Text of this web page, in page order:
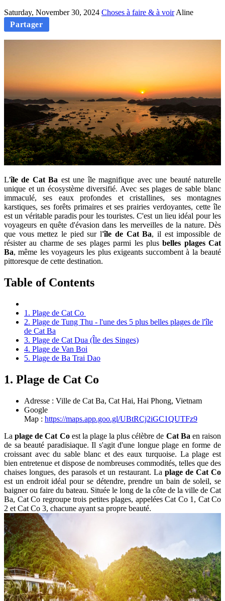
Saturday, November 30, 2024 Choses à faire & à voir Aline
Partager
L'île de Cat Ba est une île magnifique avec une beauté naturelle
unique et un écosystème diversifié. Avec ses plages de sable blanc
immaculé, ses eaux profondes et cristallines, ses montagnes
karstiques, ses forêts primaires et ses prairies verdoyantes, cette île
est un véritable paradis pour les touristes. C'est un lieu idéal pour les
voyageurs en quête d'évasion dans les merveilles de la nature. Dès
que vous mettez le pied sur l'île de Cat Ba, il est impossible de
résister au charme de ses plages parmi les plusbelles plages Cat
Ba, même les voyageurs les plus exigeants succombent à la beauté
pittoresque de cette destination.
Table of Contents
1. Plage de Cat Co
2. Plage de Tung Thu - l'une des 5 plus belles plages de l'île
de Cat Ba
3. Plage de Cat Dua (Île des Singes)
4. Plage de Van Boi
5. Plage de Ba Trai Dao
1. Plage de Cat Co
Adresse : Ville de Cat Ba, Cat Hai, Hai Phong, Vietnam
Google
Map : https://maps.app.goo.gl/UBtRCj2iGC1QUTFz9
La plage de Cat Coest la plage la plus célèbre de Cat Ba en raison
de sa beauté paradisiaque. Il s'agit d'une longue plage en forme de
croissant avec du sable blanc et des eaux turquoise. La plage est
bien entretenue et dispose de nombreuses commodités, telles que des
chaises longues, des parasols et un restaurant. La plage de Cat Co
est un endroit idéal pour se détendre, prendre un bain de soleil, se
baigner ou faire du bateau. Située le long de la côte de la ville de Cat
Ba, Cat Co regroupe trois petites plages, appelées Cat Co 1, Cat Co
2 et Cat Co 3, chacune ayant sa propre beauté.